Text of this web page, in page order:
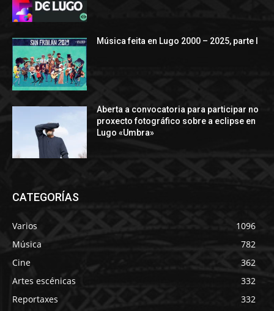
Música feita en Lugo 2000 – 2025, parte I
Aberta a convocatoria para participar no
proxecto fotográfico sobre a eclipse en
Lugo «Umbra»
CATEGORÍAS
Varios
1096
Música
782
Cine
362
Artes escénicas
332
Reportaxes
332